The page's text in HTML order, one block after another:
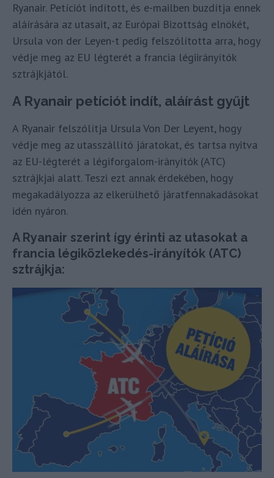
Ryanair. Petíciót indított, és e-mailben buzdítja ennek
aláírására az utasait, az Európai Bizottság elnökét,
Ursula von der Leyen-t pedig felszólította arra, hogy
védje meg az EU légterét a francia légiirányítók
sztrájkjától.
A Ryanair petíciót indít, aláírást gyűjt
A Ryanair felszólítja Ursula Von Der Leyent, hogy
védje meg az utasszállító járatokat, és tartsa nyitva
az EU-légterét a légiforgalom-irányítók (ATC)
sztrájkjai alatt. Teszi ezt annak érdekében, hogy
megakadályozza az elkerülhető járatfennakadásokat
idén nyáron.
A Ryanair szerint így érinti az utasokat a
francia légiközlekedés-irányítók (ATC)
sztrájkja: